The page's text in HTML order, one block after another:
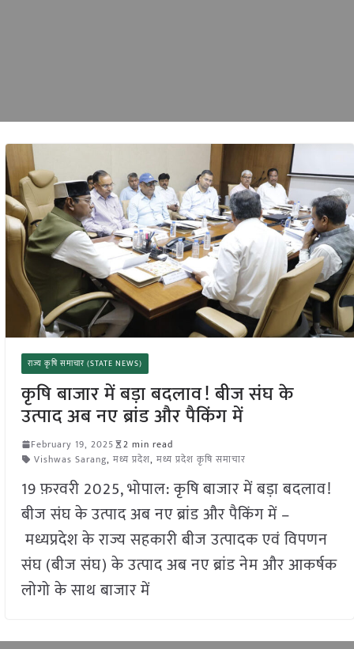
राज्य कृषि समाचार (STATE NEWS)
कृषि बाजार में बड़ा बदलाव! बीज संघ के
उत्पाद अब नए ब्रांड और पैकिंग में
February 19, 2025
2 min read
Vishwas Sarang, मध्य प्रदेश, मध्य प्रदेश कृषि समाचार
19 फ़रवरी 2025, भोपाल: कृषि बाजार में बड़ा बदलाव!
बीज संघ के उत्पाद अब नए ब्रांड और पैकिंग में –
मध्यप्रदेश के राज्य सहकारी बीज उत्पादक एवं विपणन
संघ (बीज संघ) के उत्पाद अब नए ब्रांड नेम और आकर्षक
लोगो के साथ बाजार में